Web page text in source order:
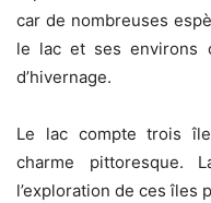
car de nombreuses
le lac et ses environs
d’hivernage.
Le lac compte trois
charme pittoresque.
l’exploration de ces îles